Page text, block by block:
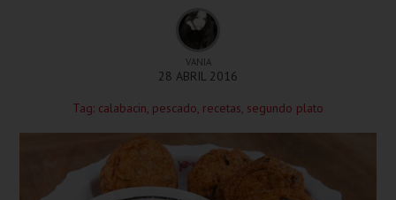
VANIA
28 ABRIL 2016
Tag: calabacin pescado recetas segundo plato